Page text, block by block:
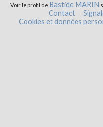
Voir le profil de Bastide MARIN
Contact
Cookies et données